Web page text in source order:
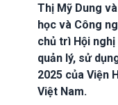
Thị Mỹ Dung
học và Công
chủ trì Hội
quản lý, sử
2025 của Viện
Việt Nam.